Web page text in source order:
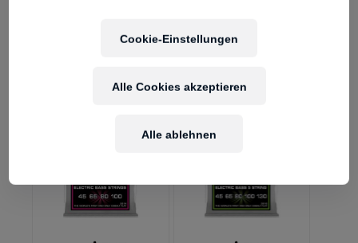
D ADDARIO EXL230
D ADDARIO Super
Long Scale EXL165-SL
25,90
Cookie-Einstellungen
Alle ablehnen
Alle Cookies akzeptieren